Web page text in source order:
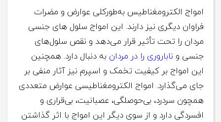
امواج الکترومغناطیس به‌طورکلی عوارض و مضرات
فراوان دیگری نیز دارند. این امواج سلول‌ های جنسی
مردان را تحت تأثیر قرار می‌دهد و نقص سلول‌های
جنسی و ناباروری را در مردان به دنبال دارد. همچنین
این امواج بر کیفیت تخمک و اسپرم نیز آثار منفی بر
جای می‌گذارد. امواج الکترومغناطیسی عوارض متعددی
همچون سردرد، بی‌حوصلگی، عصبانیت، بی‌قراری و
افسردگی دارد و از سوی دیگر این امواج با اثر گذاشتن